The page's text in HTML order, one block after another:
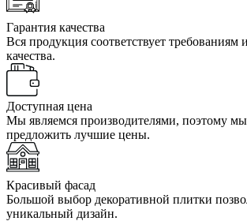
Гарантия качества
Вся продукция соответствует требованиям
качества.
Доступная цена
Мы являемся производителями, поэтому
предложить лучшие цены.
Красивый фасад
Большой выбор декоративной плитки
уникальный дизайн.